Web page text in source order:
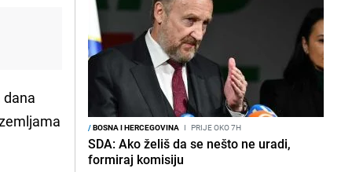
dana
/BOSNA I HERCEGOVINA I PRIJE OKO 7H
SDA: Ako želiš da se nešto ne uradi,
formiraj komisiju